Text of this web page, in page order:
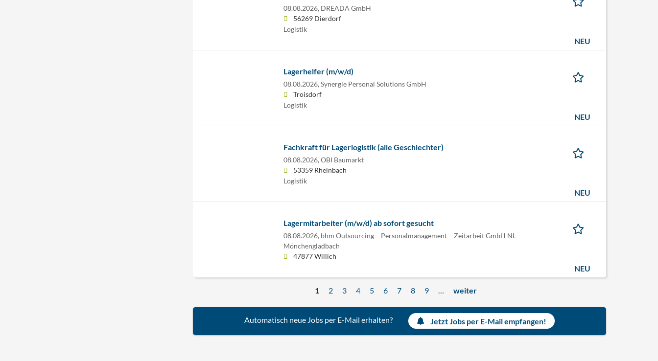
08.08.2026, DREADA GmbH
56269 Dierdorf
Logistik
NEU
Lagerhelfer (m/w/d)
08.08.2026, Synergie Personal Solutions GmbH
Troisdorf
Logistik
NEU
Fachkraft für Lagerlogistik (alle Geschlechter)
08.08.2026, OBI Baumarkt
53359 Rheinbach
Logistik
NEU
Lagermitarbeiter (m/w/d) ab sofort gesucht
08.08.2026, bhm Outsourcing – Personalmanagement – Zeitarbeit GmbH NL
Mönchengladbach
47877 Willich
NEU
1 2 3 4 5 6 7 8 9 weiter
Automatisch neue Jobs per E-Mail erhalten? Jetzt Jobs per E-Mail empfangen!